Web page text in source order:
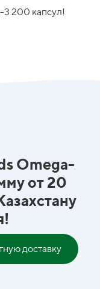
200 капсул!
Omega-
от 20
доставку